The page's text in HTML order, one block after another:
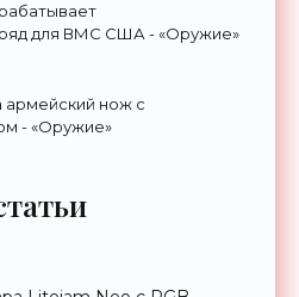
для ВМС США - «Оружие»
армейский нож с
- «Оружие»